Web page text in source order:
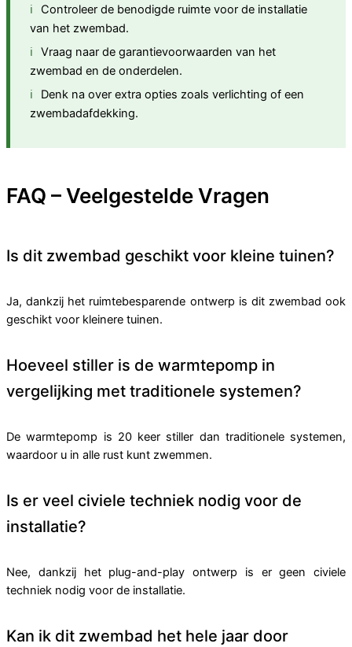
Controleer de benodigde ruimte voor de installatie
van het zwembad.
Vraag naar de garantievoorwaarden van het
zwembad en de onderdelen.
Denk na over extra opties zoals verlichting of een
zwembadafdekking.
FAQ – Veelgestelde Vragen
Is dit zwembad geschikt voor kleine tuinen?
Ja, dankzij het ruimtebesparende ontwerp is dit zwembad ook
geschikt voor kleinere tuinen.
Hoeveel stiller is de warmtepomp in
vergelijking met traditionele systemen?
De warmtepomp is 20 keer stiller dan traditionele systemen,
waardoor u in alle rust kunt zwemmen.
Is er veel civiele techniek nodig voor de
installatie?
Nee, dankzij het plug-and-play ontwerp is er geen civiele
techniek nodig voor de installatie.
Kan ik dit zwembad het hele jaar door